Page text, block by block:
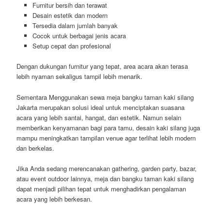
Furnitur bersih dan terawat
Desain estetik dan modern
Tersedia dalam jumlah banyak
Cocok untuk berbagai jenis acara
Setup cepat dan profesional
Dengan dukungan furnitur yang tepat, area acara akan terasa
lebih nyaman sekaligus tampil lebih menarik.
Sementara Menggunakan sewa meja bangku taman kaki silang
Jakarta merupakan solusi ideal untuk menciptakan suasana
acara yang lebih santai, hangat, dan estetik. Namun selain
memberikan kenyamanan bagi para tamu, desain kaki silang juga
mampu meningkatkan tampilan venue agar terlihat lebih modern
dan berkelas.
Jika Anda sedang merencanakan gathering, garden party, bazar,
atau event outdoor lainnya, meja dan bangku taman kaki silang
dapat menjadi pilihan tepat untuk menghadirkan pengalaman
acara yang lebih berkesan.